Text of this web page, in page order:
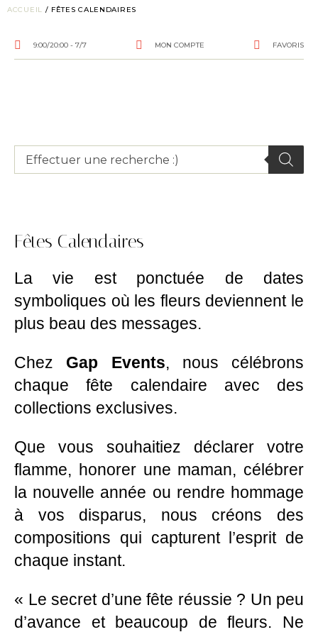
ACCUEIL / FÊTES CALENDAIRES
9:00/20:00 - 7/7 MON COMPTE FAVORIS
Fêtes Calendaires
La vie est ponctuée de dates
symboliques où les fleurs deviennent le
plus beau des messages.
Chez Gap Events, nous célébrons
chaque fête calendaire avec des
collections exclusives.
Que vous souhaitiez déclarer votre
flamme, honorer une maman, célébrer
la nouvelle année ou rendre hommage
à vos disparus, nous créons des
compositions qui capturent l’esprit de
chaque instant.
« Le secret d’une fête réussie ? Un peu
d’avance et beaucoup de fleurs. Ne